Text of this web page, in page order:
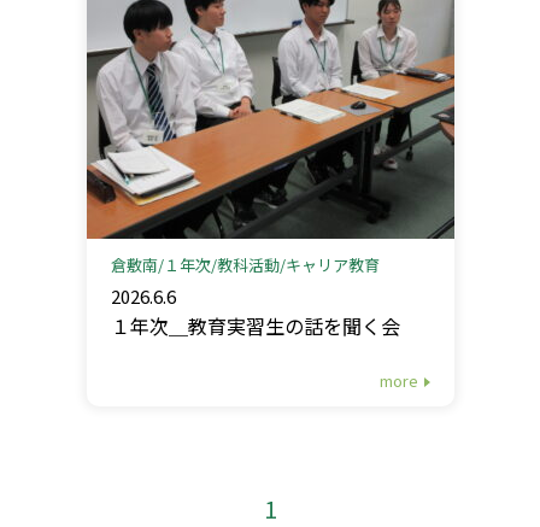
倉敷南 １年次 教科活動 キャリア教育
2026.6.6
１年次＿教育実習生の話を聞く会
more
1